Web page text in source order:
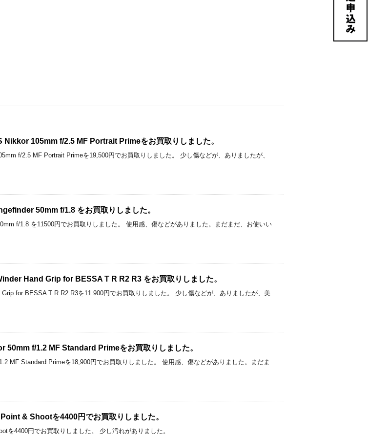
105mm f/2.5 MF Portrait Primeをお買取りしました。
f/2.5 MF Portrait Primeを19,500円でお買取りしました。 少し傷などが、ありましたが、
50mm f/1.8 をお買取りしました。
f/1.8 を11500円でお買取りしました。 使用感、傷などがありました。まだまだ、お使いい
Hand Grip for BESSA T R R2 R3 をお買取りしました。
for BESSA T R R2 R3を11.900円でお買取りしました。 少し傷などが、ありましたが、美
f/1.2 MF Standard Primeをお買取りしました。
MF Standard Primeを18,900円でお買取りしました。 使用感、傷などがありました。まだま
& Shootを4400円でお買取りしました。
を4400円でお買取りしました。 少し汚れがありました。